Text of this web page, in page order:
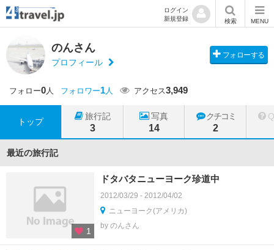
ログイン
新規登録
検索 MENU
のんさん
プロフィール
フォローする
フォロー0人 フォロワー1人 アクセス3,949
トップ
旅行記
3
写真
14
クチコミ
2
最近の旅行記
1
ドタバタニューヨーク珍道中
2012/03/29 - 2012/04/02
ニューヨーク(アメリカ)
by のんさん